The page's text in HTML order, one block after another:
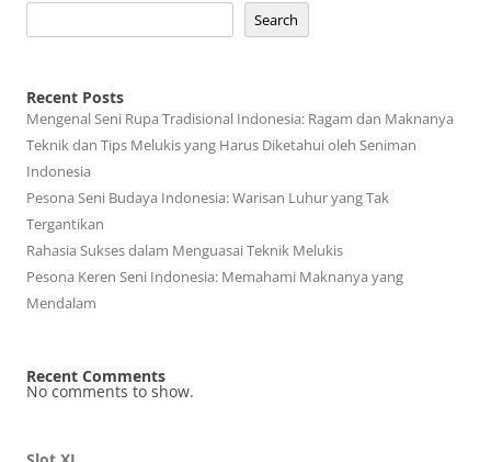
Search
Recent Posts
Mengenal Seni Rupa Tradisional Indonesia: Ragam dan Maknanya
Teknik dan Tips Melukis yang Harus Diketahui oleh Seniman
Indonesia
Pesona Seni Budaya Indonesia: Warisan Luhur yang Tak
Tergantikan
Rahasia Sukses dalam Menguasai Teknik Melukis
Pesona Keren Seni Indonesia: Memahami Maknanya yang
Mendalam
Recent Comments
No comments to show.